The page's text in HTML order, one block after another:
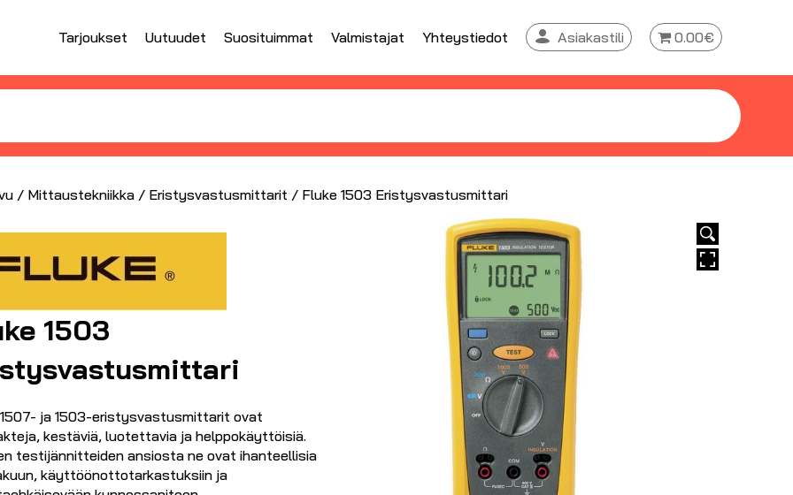
Tarjoukset Uutuudet Suosituimmat Valmistajat Yhteystiedot Asiakastili 0.00€
/ Mittaustekniikka / Eristysvastusmittarit / Fluke 1503 Eristysvastusmittari
1503
ja 1503-eristysvastusmittarit ovat
kestäviä, luotettavia ja helppokäyttöisiä.
testijännitteiden ansiosta ne ovat ihanteellisia
käyttöönottotarkastuksiin ja